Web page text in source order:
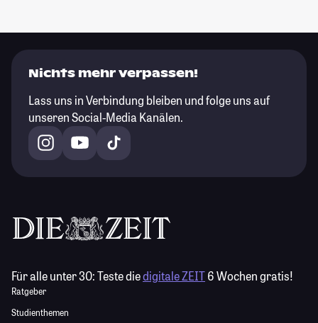
Nichts mehr verpassen!
Lass uns in Verbindung bleiben und folge uns auf
unseren Social-Media Kanälen.
Für alle unter 30:Teste diedigitale ZEIT6 Wochen gratis!
Ratgeber
Studienthemen